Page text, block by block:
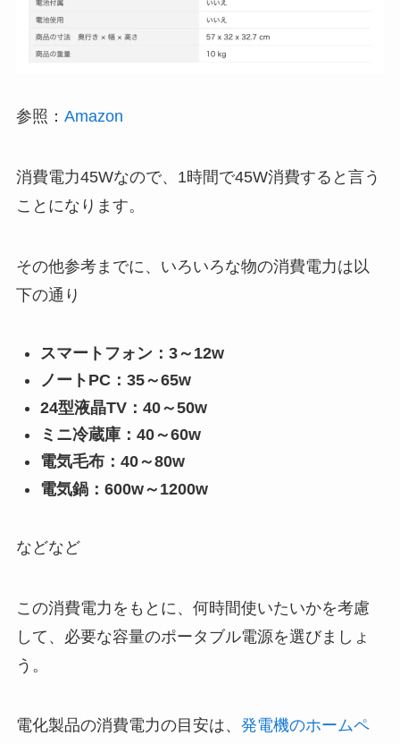
参照： Amazon
消費電力45Wなので、1時間で45W消費すると言う
ことになります。
その他参考までに、いろいろな物の消費電力は以
下の通り
スマートフォン：3～12w
ノートPC：35～65w
24型液晶TV：40～50w
ミニ冷蔵庫：40～60w
電気毛布：40～80w
電気鍋：600w～1200w
などなど
この消費電力をもとに、何時間使いたいかを考慮
して、必要な容量のポータブル電源を選びましょ
う。
電化製品の消費電力の目安は、 発電機のホームペ